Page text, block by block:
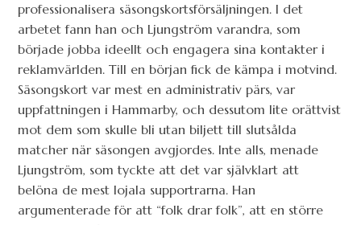
professionalisera säsongskortsförsäljningen. I det
arbetet fann han och Ljungström varandra, som
började jobba ideellt och engagera sina kontakter i
reklamvärlden. Till en början fick de kämpa i motvind.
Säsongskort var mest en administrativ pärs, var
uppfattningen i Hammarby, och dessutom lite orättvist
mot dem som skulle bli utan biljett till slutsålda
matcher när säsongen avgjordes. Inte alls, menade
Ljungström, som tyckte att det var självklart att
belöna de mest lojala supportrarna. Han
argumenterade för att “folk drar folk”, att en större